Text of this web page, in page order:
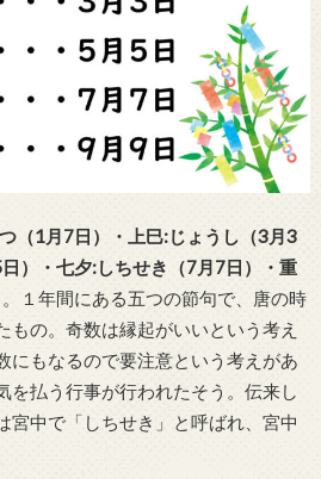
（1月7日）・上巳:じょうし（3月3
）・七夕:しちせき（7月7日）・重
。１年間にある五つの節句で、唐の時
もの。奇数は縁起がいいという考え
にもなるので要注意という考えがあ
を払う行事が行われたそう。伝来し
宮中で「しちせき」と呼ばれ、宮中